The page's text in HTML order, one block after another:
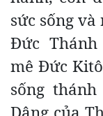
sức sống
Đức Thánh
mê Đức
sống